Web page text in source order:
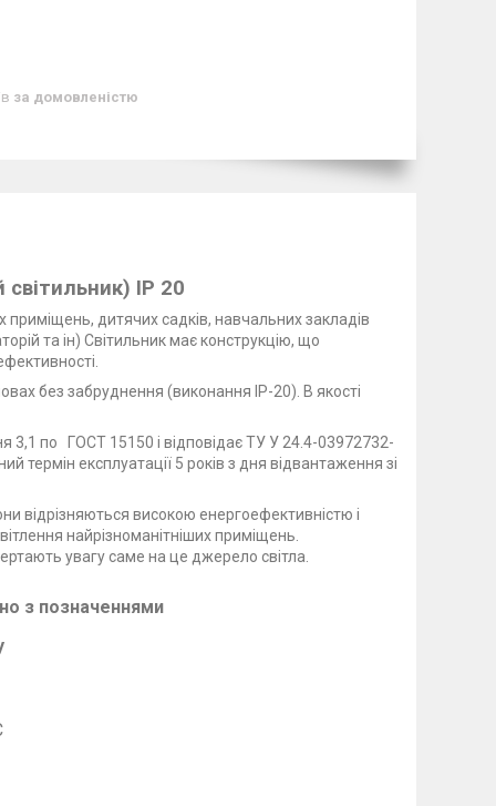
за домовленістю
світильник) IP 20
приміщень, дитячих садків, навчальних закладів
та ін) Світильник має конструкцію, що
без забруднення (виконання IP-20). В якості
3,1 по ГОСТ 15150 і відповідає ТУ У 24.4-03972732-
термін експлуатації 5 років з дня відвантаження зі
відрізняються високою енергоефективністю і
найрізноманітнішихприміщень
увагусаме на це джерело світла
з позначеннями